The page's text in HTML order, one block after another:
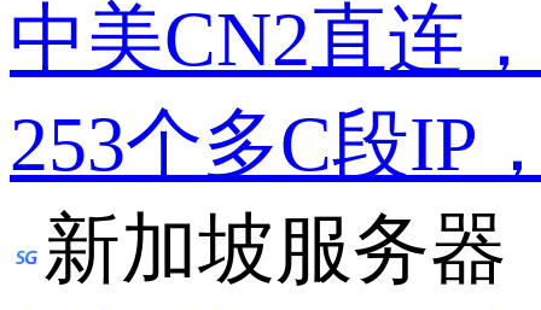
中美CN2直连
253个多C段IP
新加坡服务器